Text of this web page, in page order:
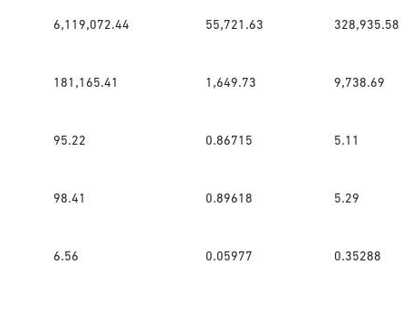
6,119,072.44 55,721.63 328,935.58
181,165.41 1,649.73 9,738.69
95.22 0.86715 5.11
98.41 0.89618 5.29
6.56 0.05977 0.35288